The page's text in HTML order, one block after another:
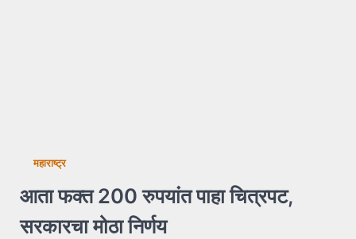
महाराष्ट्र
आता फक्त 200 रुपयांत पाहा चित्रपट,
सरकारचा मोठा निर्णय